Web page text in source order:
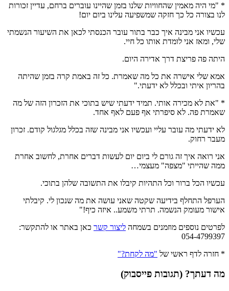
* "מי היה מאמין שהחוויות שלנו בזמן שהיינו עוברים ברחם, עדיין זכורות
לנו בצורה כל כך חזקה שמשפיעה עלינו ביום יום!
עכשיו אני מבינה איך כבר בתור עובר הכנסתי לכאן את השיעור הנשמתי
שלי, ומאז אני לומדת אותו כל חיי.
היתה פה פריצת דרך אדירה היום.
אמא שלי אישרה את כל מה שאמרת. כל זה באמת קרה בזמן שהיתה
בהריון איתי ובכלל לא ידעתי."
* "את לא מכירה אותי. תמיד ידעתי שיש בתוכי את הזכרון הזה של מה
שאמרת פה. לא סיפרתי אף פעם לאף אחד.
לא ידעתי מה עובר עליי ועכשיו אני מבינה שזה בכלל מגלגול קודם. זכרון
מעבר רחוק.
אני רואה איך זה גורם לי ביום יום לעשות דברים אחרת, לחשוב אחרת
ממה שהייתי "מצפה" מעצמי…
עכשיו הכל ברור וכל התהיות קיבלו את התשובה שלהן בתוכי.
הערפל התחלף בידיעה שקטה שאני עושה את מה שנכון לי. קיבלתי
אישור מעומק הנשמה. תרתי משמע.. איזה כיף!"
לפרטים נוספים מוזמנים בשמחה ליצור קשר כאן באתר או להתקשר:
054-4799397
* חזרה לדף ראשי של "מה לקחת?"
מה דעתך? (תגובות פייסבוק)